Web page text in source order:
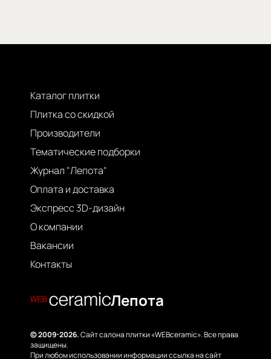
Каталог плитки
Плитка со скидкой
Производители
Тематические подборки
Журнал "Лепота"
Оплата и доставка
Экспресс 3D-дизайн
О компании
Вакансии
Контакты
© 2009-2026.Сайт салона плитки «WEBceramic». Все права
защищены.
При любом использовании информации ссылка на сайт
Лепота